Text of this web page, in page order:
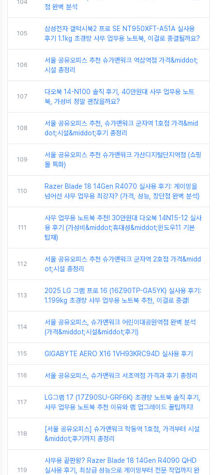
104
점 완벽 분석
105
삼성전자 갤럭시북2 프로 SE NT950XFT-A51A 실사용
후기 1.1kg 초경량 사무 업무용 노트북, 이걸로 종결될까요?
106
서울 공유오피스 추천 슈가맨워크 역삼역점 가격&middot;
시설 총정리
107
다오북 14-N100 솔직 후기, 40만원대 사무 업무용 노트
북, 가성비 정말 괜찮을까요?
108
서울 공유오피스 추천, 슈가맨워크 군자역 1호점 가격&mid
dot;시설&middot;후기 총정리
109
서울 공유오피스 추천 슈가맨워크 가산디지털단지역점 (쇼핑
몰 특화)
110
Razer Blade 18 14Gen R4070 실사용 후기: 게이밍을
넘어선 사무 업무용 최강자? (가격, 성능, 장단점 완벽 분석)
111
사무 업무용 노트북 추천! 30만원대 다오북 14N15-12 실사
용 후기 (가성비&middot;휴대성&middot;윈도우11 기본
탑재)
112
서울 공유오피스 추천 슈가맨워크 군자역 2호점 가격&midd
ot;시설 총정리
113
2025 LG 그램 프로 16 (16Z90TP-GA5YK) 실사용 후기:
1.199kg 초경량 사무 업무용 노트북 추천, 이걸로 종결!
114
서울 공유오피스, 슈가맨워크 어린이대공원역점 완벽 분석
(가격&middot;시설&middot;후기)
115 GIGABYTE AERO X16 1VH93KRC94D 실사용 후기
116 서울 공유오피스, 슈가맨워크 서초역점 가격과 후기 총정리
117
LG그램 17 (17Z90SU-GRF6K) 초경량 노트북 솔직 후기,
사무 업무용 노트북 추천 이유와 램 업그레이드 꿀팁까지!
118
[서울 공유오피스] 슈가맨워크 학동역 1호점, 가격부터 시설
&middot;후기까지 총정리
119
사무용 끝판왕? Razer Blade 18 14Gen R4090 QHD
실사용 후기, 최상급 성능으로 게이밍부터 전문 작업까지 완